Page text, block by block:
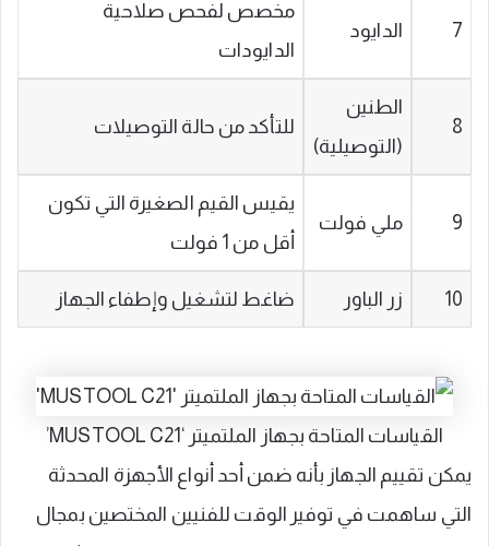
7 الدايود
مخصص لفحص صلاحية
الدايودات
8
الطنين
(التوصيلية)
للتأكد من حالة التوصيلات
9 ملي فولت
يقيس القيم الصغيرة التي تكون
أقل من 1 فولت
10 زر الباور ضاغط لتشغيل وإطفاء الجهاز
القياسات المتاحة بجهاز الملتميتر ‘MUSTOOL C21’
يمكن تقييم الجهاز بأنه ضمن أحد أنواع الأجهزة المحدثة
التي ساهمت في توفير الوقت للفنيين المختصين بمجال